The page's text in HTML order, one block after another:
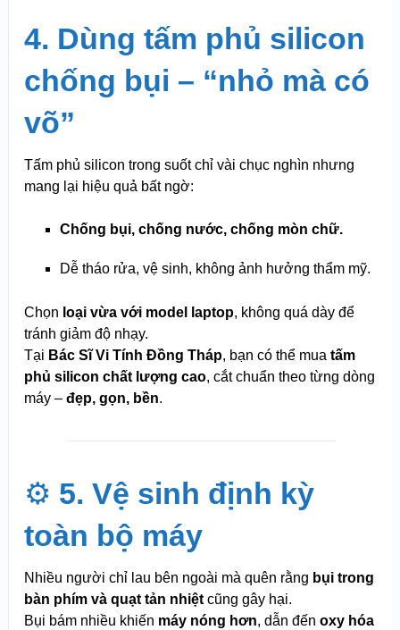
4. Dùng tấm phủ silicon
chống bụi – “nhỏ mà có
võ”
Tấm phủ silicon trong suốt chỉ vài chục nghìn nhưng
mang lại hiệu quả bất ngờ:
Chống bụi, chống nước, chống mòn chữ.
Dễ tháo rửa, vệ sinh, không ảnh hưởng thẩm mỹ.
Chọn loại vừa với model laptop, không quá dày để
tránh giảm độ nhạy.
Tại Bác Sĩ Vi Tính Đồng Tháp, bạn có thể mua tấm
phủ silicon chất lượng cao, cắt chuẩn theo từng dòng
máy – đẹp, gọn, bền.
⚙️ 5. Vệ sinh định kỳ
toàn bộ máy
Nhiều người chỉ lau bên ngoài mà quên rằng bụi trong
bàn phím và quạt tản nhiệtcũng gây hại.
Bụi bám nhiều khiến máy nóng hơn, dẫn đến oxy hóa